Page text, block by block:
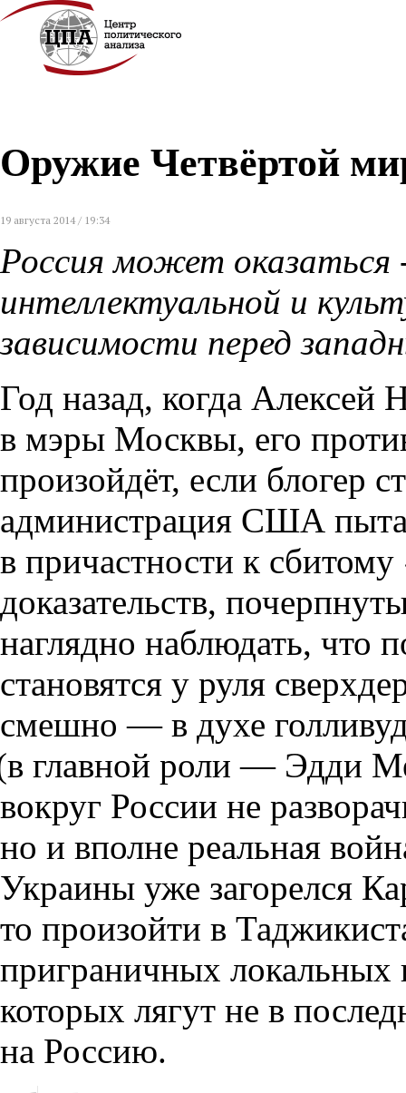
Оружие Четвёртой
19 августа 2014 / 19:34
Россия может оказаться
интеллектуальной и
зависимости перед
Год назад, когда Алексей
в мэры Москвы, его
произойдёт, если блогер
администрация США
в причастности к сбитому
доказательств,
наглядно наблюдать, что
становятся у руля
смешно — в духе
в главной роли — Эдди
вокруг России не
но и вполне реальная
Украины уже загорелся
то произойти в
приграничных локальных
которых лягут не в
на Россию.